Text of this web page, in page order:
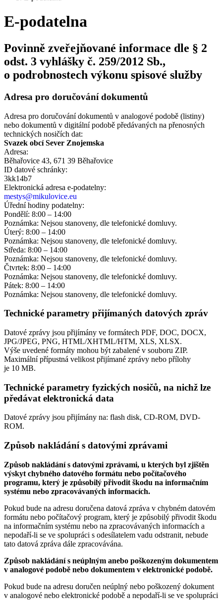
E-podatelna
Povinně zveřejňované informace dle § 2
odst. 3 vyhlášky č. 259/2012 Sb.,
o podrobnostech výkonu spisové služby
Adresa pro doručování dokumentů
Adresa pro doručování dokumentů v analogové podobě (listiny)
nebo dokumentů v digitální podobě předávaných na přenosných
technických nosičích dat:
Svazek obcí Sever Znojemska
Adresa:
Běhařovice 43, 671 39 Běhařovice
ID datové schránky:
3kk14b7
Elektronická adresa e‑podatelny:
mestys@mikulovice.eu
Úřední hodiny podatelny:
Pondělí: 8:00 – 14:00
Poznámka: Nejsou stanoveny, dle telefonické domluvy.
Úterý: 8:00 – 14:00
Poznámka: Nejsou stanoveny, dle telefonické domluvy.
Středa: 8:00 – 14:00
Poznámka: Nejsou stanoveny, dle telefonické domluvy.
Čtvrtek: 8:00 – 14:00
Poznámka: Nejsou stanoveny, dle telefonické domluvy.
Pátek: 8:00 – 14:00
Poznámka: Nejsou stanoveny, dle telefonické domluvy.
Technické parametry přijímaných datových zpráv
Datové zprávy jsou přijímány ve formátech PDF, DOC, DOCX,
JPG/JPEG, PNG, HTML/XHTML/HTM, XLS, XLSX.
Výše uvedené formáty mohou být zabalené v souboru ZIP.
Maximální přípustná velikost přijímané zprávy nebo přílohy
je 10 MB.
Technické parametry fyzických nosičů, na nichž lze
předávat elektronická data
Datové zprávy jsou přijímány na: flash disk, CD-ROM, DVD-
ROM.
Způsob nakládání s datovými zprávami
Způsob nakládání s datovými zprávami, u kterých byl zjištěn
výskyt chybného datového formátu nebo počítačového
programu, který je způsobilý přivodit škodu na informačním
systému nebo zpracovávaných informacích.
Pokud bude na adresu doručena datová zpráva v chybném datovém
formátu nebo počítačový program, který je způsobilý přivodit škodu
na informačním systému nebo na zpracovávaných informacích a
nepodaří-li se ve spolupráci s odesílatelem vadu odstranit, nebude
tato datová zpráva dále zpracovávána.
Způsob nakládání s neúplným anebo poškozeným dokumentem
v analogové podobě nebo dokumentem v elektronické podobě.
Pokud bude na adresu doručen neúplný nebo poškozený dokument
v analogové nebo elektronické podobě a nepodaří-li se ve spolupráci